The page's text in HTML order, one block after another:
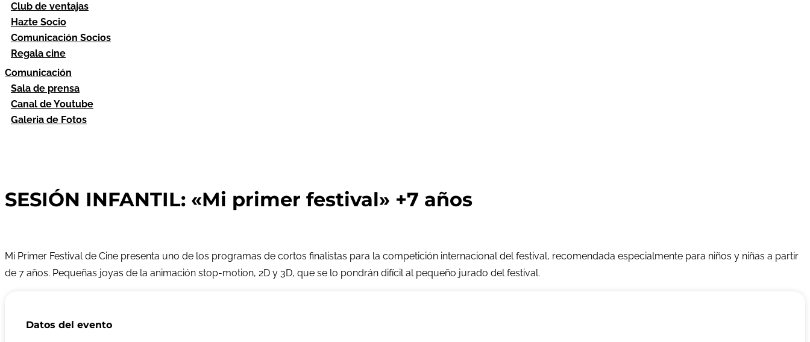
Club de ventajas
Hazte Socio
Comunicación Socios
Regala cine
Comunicación
Sala de prensa
Canal de Youtube
Galeria de Fotos
SESIÓN INFANTIL: «Mi primer festival» +7 años
Mi Primer Festival de Cine presenta uno de los programas de cortos finalistas para la competición internacional del festival, recomendada especialmente para niños y niñas a partir
de 7 años. Pequeñas joyas de la animación stop-motion, 2D y 3D, que se lo pondrán difícil al pequeño jurado del festival.
Datos del evento